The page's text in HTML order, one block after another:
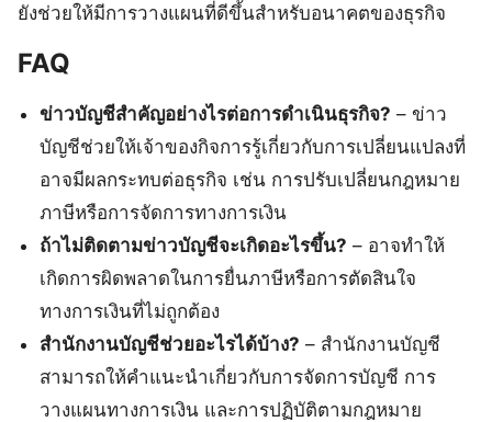
ยังช่วยให้มีการวางแผนที่ดีขึ้นสำหรับอนาคตของธุรกิจ
FAQ
ข่าวบัญชีสำคัญอย่างไรต่อการดำเนินธุรกิจ? – ข่าว
บัญชีช่วยให้เจ้าของกิจการรู้เกี่ยวกับการเปลี่ยนแปลงที่
อาจมีผลกระทบต่อธุรกิจ เช่น การปรับเปลี่ยนกฎหมาย
ภาษีหรือการจัดการทางการเงิน
ถ้าไม่ติดตามข่าวบัญชีจะเกิดอะไรขึ้น? – อาจทำให้
เกิดการผิดพลาดในการยื่นภาษีหรือการตัดสินใจ
ทางการเงินที่ไม่ถูกต้อง
สำนักงานบัญชีช่วยอะไรได้บ้าง? – สำนักงานบัญชี
สามารถให้คำแนะนำเกี่ยวกับการจัดการบัญชี การ
วางแผนทางการเงิน และการปฏิบัติตามกฎหมาย